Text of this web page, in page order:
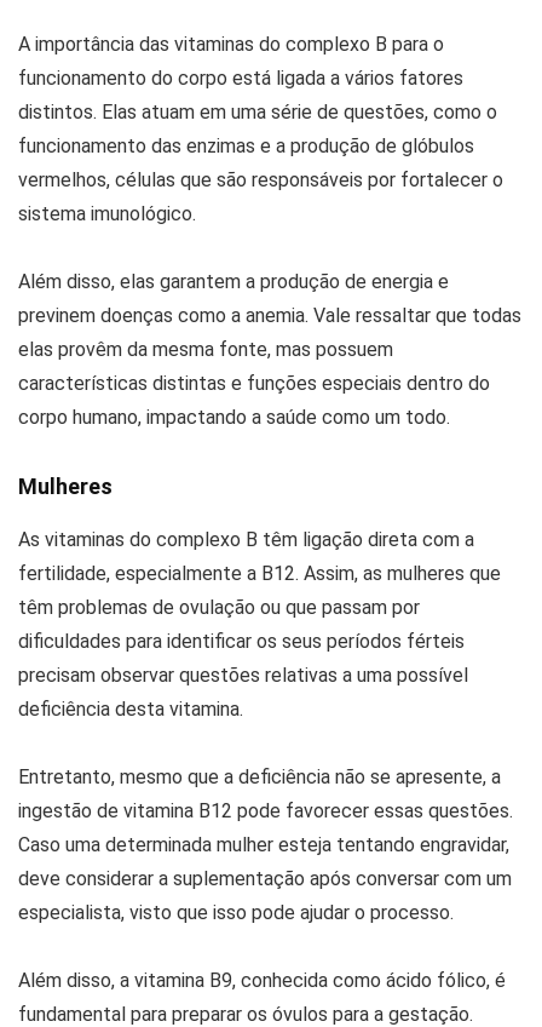
A importância das vitaminas do complexo B para o
funcionamento do corpo está ligada a vários fatores
distintos. Elas atuam em uma série de questões, como o
funcionamento das enzimas e a produção de glóbulos
vermelhos, células que são responsáveis por fortalecer o
sistema imunológico.
Além disso, elas garantem a produção de energia e
previnem doenças como a anemia. Vale ressaltar que todas
elas provêm da mesma fonte, mas possuem
características distintas e funções especiais dentro do
corpo humano, impactando a saúde como um todo.
Mulheres
As vitaminas do complexo B têm ligação direta com a
fertilidade, especialmente a B12. Assim, as mulheres que
têm problemas de ovulação ou que passam por
dificuldades para identificar os seus períodos férteis
precisam observar questões relativas a uma possível
deficiência desta vitamina.
Entretanto, mesmo que a deficiência não se apresente, a
ingestão de vitamina B12 pode favorecer essas questões.
Caso uma determinada mulher esteja tentando engravidar,
deve considerar a suplementação após conversar com um
especialista, visto que isso pode ajudar o processo.
Além disso, a vitamina B9, conhecida como ácido fólico, é
fundamental para preparar os óvulos para a gestação.